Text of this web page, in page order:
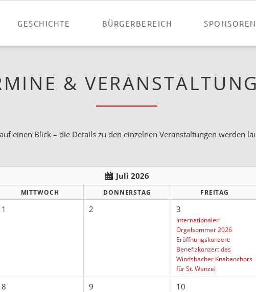
GESCHICHTE BÜRGERBEREICH SPONSOREN
&
einen Blick – die Details zu den einzelnen Veranstaltungen werden
Juli 2026
MITTWOCH DONNERSTAG FREITAG
1 2 3
Internationaler
Orgelsommer 2026
Eröffnungskonzert:
Benefizkonzert des
Windsbacher Knabenchors
für St. Wenzel
8 9 10